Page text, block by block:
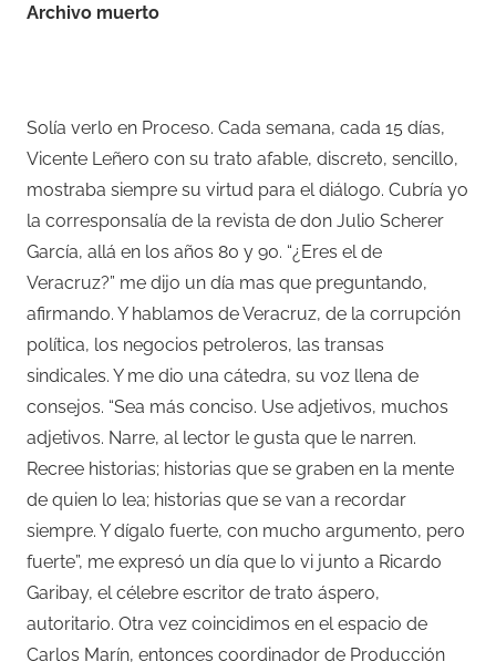
Archivo muerto
Solía verlo en Proceso. Cada semana, cada 15 días,
Vicente Leñero con su trato afable, discreto, sencillo,
mostraba siempre su virtud para el diálogo. Cubría yo
la corresponsalía de la revista de don Julio Scherer
García, allá en los años 80 y 90. “¿Eres el de
Veracruz?” me dijo un día mas que preguntando,
afirmando. Y hablamos de Veracruz, de la corrupción
política, los negocios petroleros, las transas
sindicales. Y me dio una cátedra, su voz llena de
consejos. “Sea más conciso. Use adjetivos, muchos
adjetivos. Narre, al lector le gusta que le narren.
Recree historias; historias que se graben en la mente
de quien lo lea; historias que se van a recordar
siempre. Y dígalo fuerte, con mucho argumento, pero
fuerte”, me expresó un día que lo vi junto a Ricardo
Garibay, el célebre escritor de trato áspero,
autoritario. Otra vez coincidimos en el espacio de
Carlos Marín, entonces coordinador de Producción